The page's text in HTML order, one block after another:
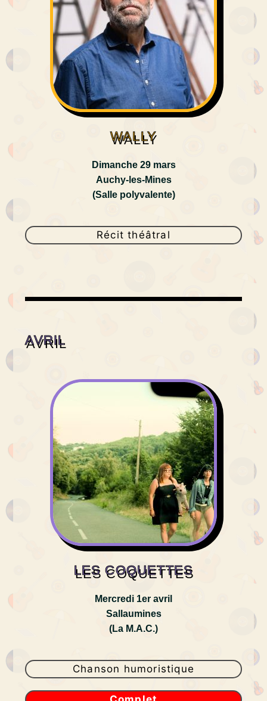
WALLY
Dimanche 29 mars
Auchy-les-Mines
(Salle polyvalente)
Récit théâtral
AVRIL
LES COQUETTES
Mercredi 1er avril
Sallaumines
(La M.A.C.)
Chanson humoristique